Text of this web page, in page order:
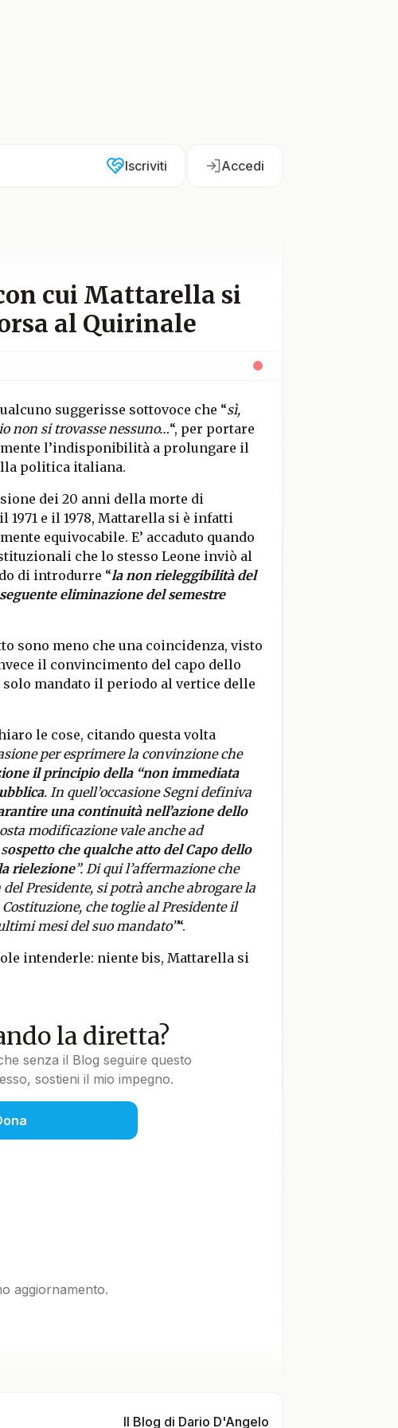
Iscriviti Accedi
cui Mattarella si
al Quirinale
suggerisse sottovoce che “sì,
non si trovasse nessuno…“, per portare
l’indisponibilità a prolungare il
politica italiana.
dei 20 anni della morte di
1971 e il 1978, Mattarella si è infatti
equivocabile. E’ accaduto quando
che lo stesso Leone inviò al
di introdurre “la non rieleggibilità del
eliminazione del semestre
sono meno che una coincidenza, visto
il convincimento del capo dello
mandato il periodo al vertice delle
le cose, citando questa volta
per esprimere la convinzione che
il principio della “non immediata
. In quell’occasione Segni definiva
una continuità nell’azione dello
modificazione vale anche ad
ospetto che qualche atto del Capo dello
rielezione”. Di qui l’affermazione che
Presidente, si potrà anche abrogare la
che toglie al Presidente il
mesi del suo mandato”“.
intenderle: niente bis, Mattarella si
la diretta?
senza il Blog seguire questo
sostieni il mio impegno.
aggiornamento.
Il Blog di Dario D'Angelo